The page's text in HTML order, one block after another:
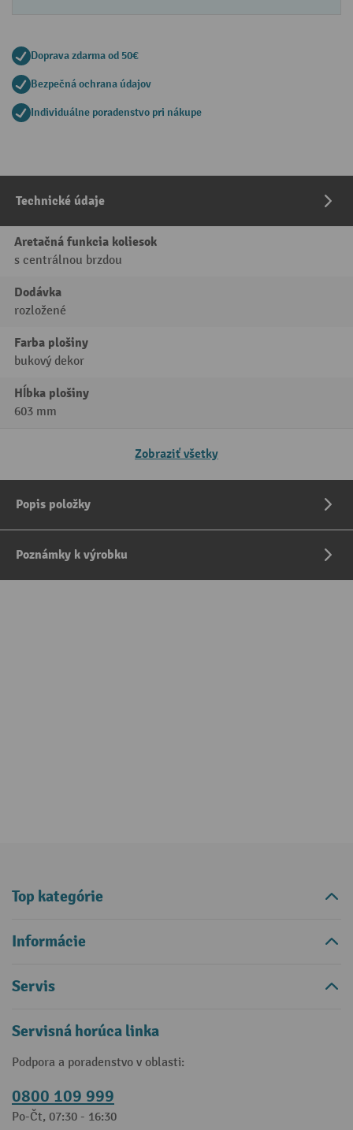
Doprava zdarma od 50€
Bezpečná ochrana údajov
Individuálne poradenstvo pri nákupe
Technické údaje
Aretačná funkcia koliesok
s centrálnou brzdou
Dodávka
rozložené
Farba plošiny
bukový dekor
Hĺbka plošiny
603 mm
Zobraziť všetky
Popis položky
Poznámky k výrobku
Top kategórie
Informácie
Servis
Servisná horúca linka
Podpora a poradenstvo v oblasti:
0800 109 999
Po-Čt, 07:30 - 16:30